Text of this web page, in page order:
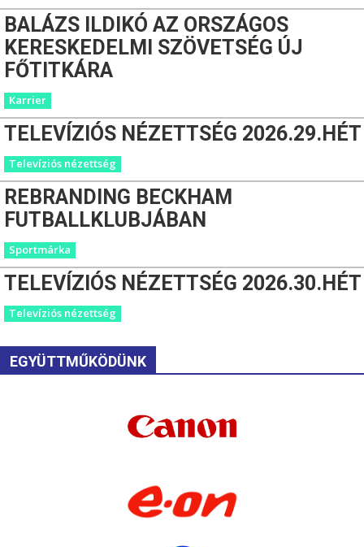
BALÁZS ILDIKÓ AZ ORSZÁGOS
KERESKEDELMI SZÖVETSÉG ÚJ
FŐTITKÁRA
Karrier
TELEVÍZIÓS NÉZETTSÉG 2026.29.HÉT
Televíziós nézettség
REBRANDING BECKHAM
FUTBALLKLUBJÁBAN
Sportmárka
TELEVÍZIÓS NÉZETTSÉG 2026.30.HÉT
Televíziós nézettség
EGYÜTTMŰKÖDÜNK